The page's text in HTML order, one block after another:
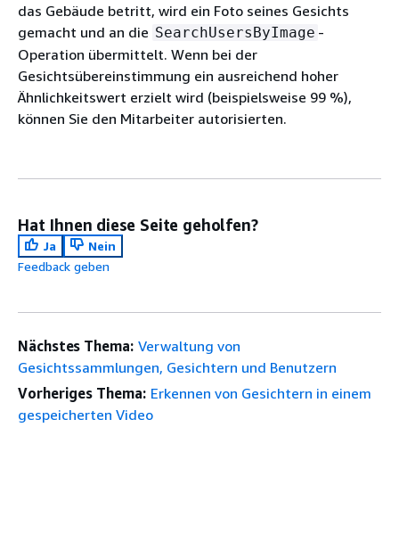
das Gebäude betritt, wird ein Foto seines Gesichts
gemacht und an die SearchUsersByImage -
Operation übermittelt. Wenn bei der
Gesichtsübereinstimmung ein ausreichend hoher
Ähnlichkeitswert erzielt wird (beispielsweise 99 %),
können Sie den Mitarbeiter autorisierten.
Hat Ihnen diese Seite geholfen?
Ja
Nein
Feedback geben
Nächstes Thema: Verwaltung von
Gesichtssammlungen, Gesichtern und Benutzern
Vorheriges Thema: Erkennen von Gesichtern in einem
gespeicherten Video